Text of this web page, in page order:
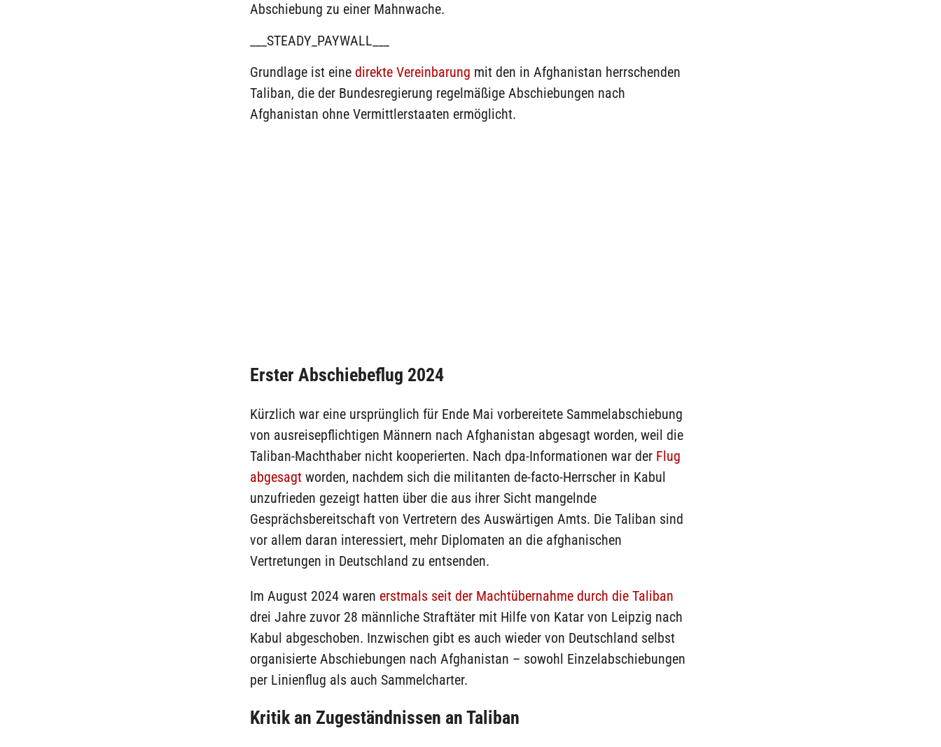
Abschiebung zu einer Mahnwache.
___STEADY_PAYWALL___
Grundlage ist eine direkte Vereinbarung mit den in Afghanistan herrschenden
Taliban, die der Bundesregierung regelmäßige Abschiebungen nach
Afghanistan ohne Vermittlerstaaten ermöglicht.
Erster Abschiebeflug 2024
Kürzlich war eine ursprünglich für Ende Mai vorbereitete Sammelabschiebung
von ausreisepflichtigen Männern nach Afghanistan abgesagt worden, weil die
Taliban-Machthaber nicht kooperierten. Nach dpa-Informationen war der Flug
abgesagt worden, nachdem sich die militanten de-facto-Herrscher in Kabul
unzufrieden gezeigt hatten über die aus ihrer Sicht mangelnde
Gesprächsbereitschaft von Vertretern des Auswärtigen Amts. Die Taliban sind
vor allem daran interessiert, mehr Diplomaten an die afghanischen
Vertretungen in Deutschland zu entsenden.
Im August 2024 waren erstmals seit der Machtübernahme durch die Taliban
drei Jahre zuvor 28 männliche Straftäter mit Hilfe von Katar von Leipzig nach
Kabul abgeschoben. Inzwischen gibt es auch wieder von Deutschland selbst
organisierte Abschiebungen nach Afghanistan – sowohl Einzelabschiebungen
per Linienflug als auch Sammelcharter.
Kritik an Zugeständnissen an Taliban